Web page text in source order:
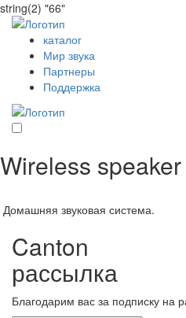
string(2) "66"
каталог
Мир звука
Партнеры
Поддержка
Wireless speaker
Домашняя звуковая система.
Canton
рассылка
Благодарим вас за подписку на